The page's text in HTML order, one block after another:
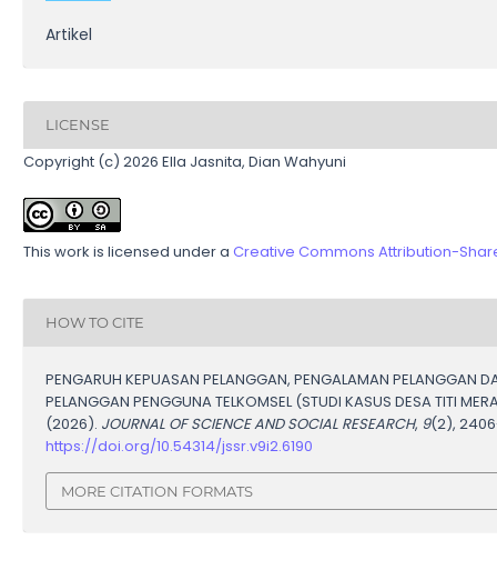
Artikel
LICENSE
Copyright (c) 2026 Ella Jasnita, Dian Wahyuni
This work is licensed under a Creative Commons Attribution-
HOW TO CITE
PENGARUH KEPUASAN PELANGGAN, PENGALAMAN PELANGGAN
PELANGGAN PENGGUNA TELKOMSEL (STUDI KASUS DESA TITI
(2026). JOURNAL OF SCIENCE AND SOCIAL RESEARCH, 9(2),
https://doi.org/10.54314/jssr.v9i2.6190
MORE CITATION FORMATS